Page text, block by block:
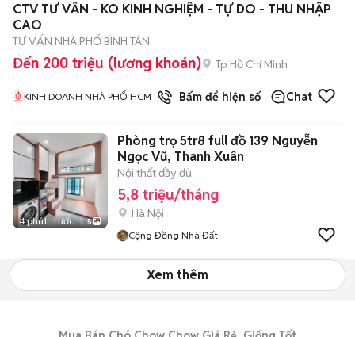
CTV TƯ VẤN - KO KINH NGHIỆM - TỰ DO - THU NHẬP
CAO
TƯ VẤN NHÀ PHỐ BÌNH TÂN
Đến 200 triệu (lương khoán) Tp Hồ Chí Minh
KINH DOANH NHÀ PHỐ HCM 1đã bánBấm để hiện số Chat
4 phút trước 5
Phòng trọ 5tr8 full đồ 139 Nguyễn
Ngọc Vũ, Thanh Xuân
Nội thất đầy đủ
5,8 triệu/tháng
Hà Nội
Cộng Đồng Nhà Đất
Xem thêm